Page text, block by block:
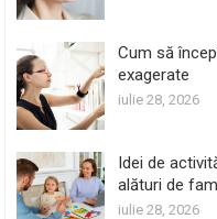
Cum să
exagerate
iulie 28, 2026
Idei de
alături de
iulie 28, 2026